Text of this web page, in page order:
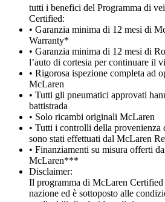
tutti i benefici del Programma di
Certified:
• Garanzia minima di 12 mesi di
Warranty*
• Garanzia minima di 12 mesi di
l’auto di cortesia per continuare il
• Rigorosa ispezione completa ad
McLaren
• Tutti gli pneumatici approvati
battistrada
• Solo ricambi originali McLaren
• Tutti i controlli della provenienza
sono stati effettuati dal McLaren
• Finanziamenti su misura offerti
McLaren***
Disclaimer:
Il programma di McLaren Certified
nazione ed è sottoposto alle